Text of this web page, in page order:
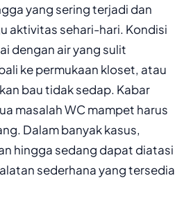
yang sering terjadi dan
aktivitas sehari-hari. Kondisi
dengan air yang sulit
ke permukaan kloset, atau
bau tidak sedap. Kabar
masalah WC mampet harus
Dalam banyak kasus,
hingga sedang dapat diatasi
sederhana yang tersedia